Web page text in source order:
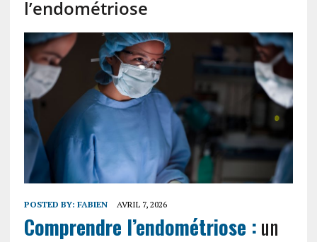
l’endométriose
POSTED BY: FABIEN AVRIL 7, 2026
Comprendre l’endométriose :un